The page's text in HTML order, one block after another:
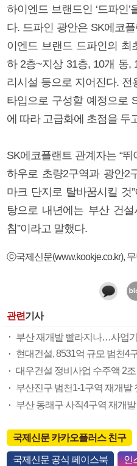
하이엔드 브랜드인 ‘드파인
다. 드파인 광안은 SK에코
이엔드 브랜드 드파인의 최
하 2층~지상 31층, 10개 동,
리시설 등으로 지어진다.
타입으로 구성할 예정으로
에 따라 고급화에 초점을 두
SK에코플랜트 관계자는 “
하우로 초량2구역과 광안2
마크 단지로 탈바꿈시킬 것
탕으로 내년에는 부산 건
침”이라고 말했다.
ⓒ국제신문(www.kookje.co.kr),
관련기사
부산 재개발 빨라지나…사업
현대건설, 8531억 규모 범천4
대우건설 정비사업 수주액 2
부산진구 범천1-1구역 재개
부산 동래구 사직4구역 재개
국제신문 카카오플러스 친구
국제신문 공식 페이스북 인